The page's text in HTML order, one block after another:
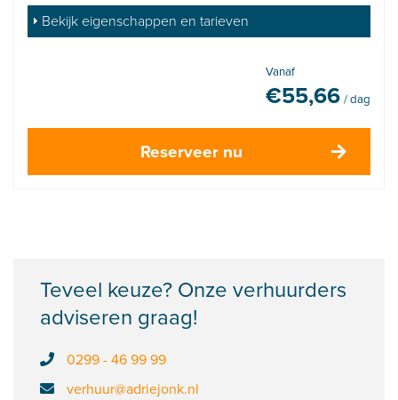
Bekijk eigenschappen en tarieven
Vanaf
€55,66 / dag
Reserveer nu
Teveel keuze? Onze verhuurders
adviseren graag!
0299 - 46 99 99
verhuur@adriejonk.nl